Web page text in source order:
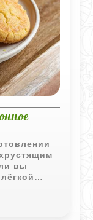
вы
для вас.